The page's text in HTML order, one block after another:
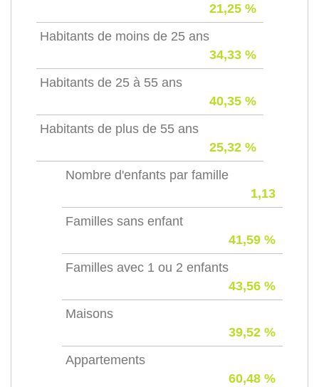
21,25 %
Habitants de moins de 25 ans
34,33 %
Habitants de 25 à 55 ans
40,35 %
Habitants de plus de 55 ans
25,32 %
Nombre d'enfants par famille
1,13
Familles sans enfant
41,59 %
Familles avec 1 ou 2 enfants
43,56 %
Maisons
39,52 %
Appartements
60,48 %